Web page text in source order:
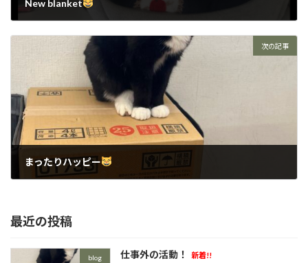
New blanket
次の記事
まったりハッピー
最近の投稿
blog 仕事外の活動！
新着!!